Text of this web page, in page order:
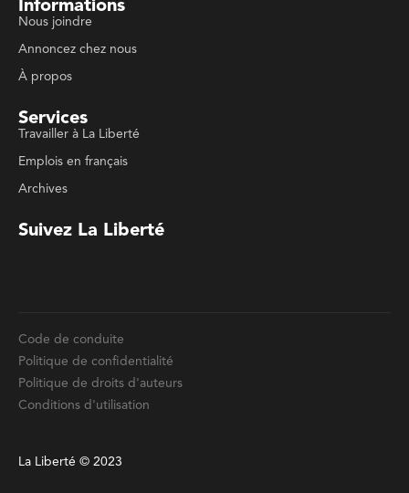
Services
Travailler à La Liberté
Emplois en français
Suivez La Liberté